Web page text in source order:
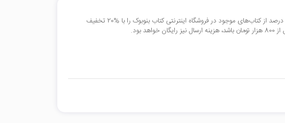
بدون استفاده از کد تخفیف می‌توانید 95 درصد از کتاب‌های موجود در فروشگاه اینترنتی کتاب بنوبوک را با %20 تخفیف
بود.